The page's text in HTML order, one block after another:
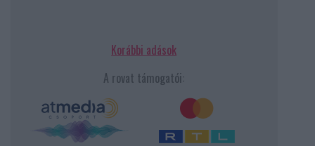
Korábbi adások
A rovat támogatói: